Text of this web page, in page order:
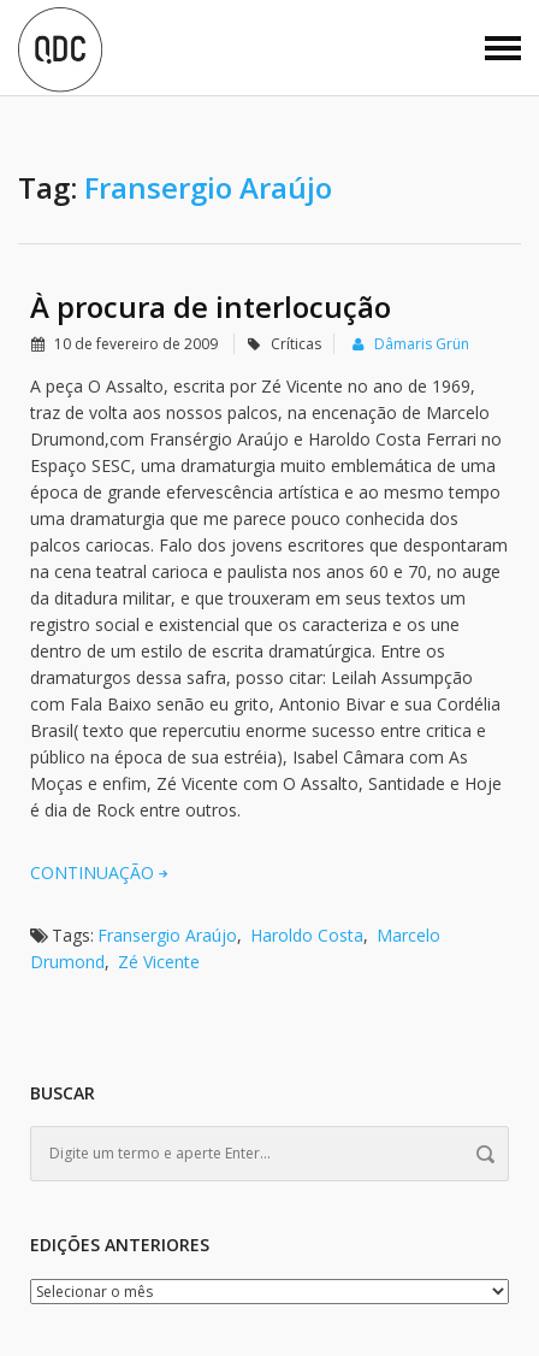
Tag: Fransergio Araújo
À procura de interlocução
10 de fevereiro de 2009 Críticas Dâmaris Grün
A peça O Assalto, escrita por Zé Vicente no ano de 1969,
traz de volta aos nossos palcos, na encenação de Marcelo
Drumond,com Fransérgio Araújo e Haroldo Costa Ferrari no
Espaço SESC, uma dramaturgia muito emblemática de uma
época de grande efervescência artística e ao mesmo tempo
uma dramaturgia que me parece pouco conhecida dos
palcos cariocas. Falo dos jovens escritores que despontaram
na cena teatral carioca e paulista nos anos 60 e 70, no auge
da ditadura militar, e que trouxeram em seus textos um
registro social e existencial que os caracteriza e os une
dentro de um estilo de escrita dramatúrgica. Entre os
dramaturgos dessa safra, posso citar: Leilah Assumpção
com Fala Baixo senão eu grito, Antonio Bivar e sua Cordélia
Brasil( texto que repercutiu enorme sucesso entre critica e
público na época de sua estréia), Isabel Câmara com As
Moças e enfim, Zé Vicente com O Assalto, Santidade e Hoje
é dia de Rock entre outros.
CONTINUAÇÃO
Tags: Fransergio Araújo, Haroldo Costa, Marcelo
Drumond, Zé Vicente
BUSCAR
EDIÇÕES ANTERIORES